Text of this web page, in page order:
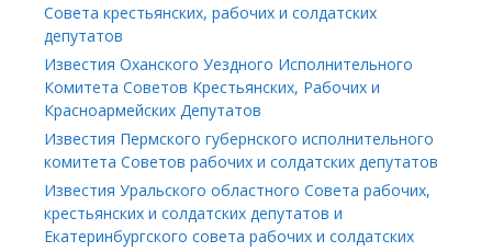
Совета крестьянских, рабочих и солдатских
депутатов
Известия Оханского Уездного Исполнительного
Комитета Советов Крестьянских, Рабочих и
Красноармейских Депутатов
Известия Пермского губернского исполнительного
комитета Советов рабочих и солдатских депутатов
Известия Уральского областного Совета рабочих,
крестьянских и солдатских депутатов и
Екатеринбургского совета рабочих и солдатских